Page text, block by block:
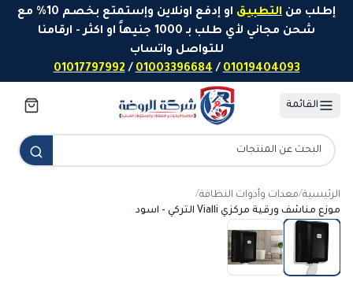
تخطَّ إلى المحتوى
إطلب من التطبيق
او إدفع اونلاين وإستمتع بخصم 10% مع
شحن مجاني لأي طلب بـ 1000 جنيهاً او اكثر - ارقامنا
للتواصل واتساب
01019404093
/
01003396684
/
01017797992
القائمة
الرئيسية/معدات وأدوات النظافة/
موزع مناشف ورقية مركزي Vialli التركي - اسود